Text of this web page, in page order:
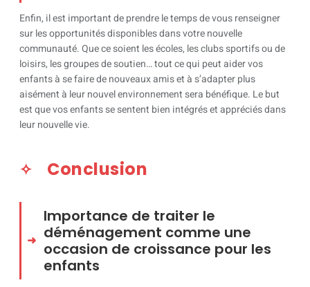
Enfin, il est important de prendre le temps de vous renseigner
sur les opportunités disponibles dans votre nouvelle
communauté. Que ce soient les écoles, les clubs sportifs ou de
loisirs, les groupes de soutien… tout ce qui peut aider vos
enfants à se faire de nouveaux amis et à s’adapter plus
aisément à leur nouvel environnement sera bénéfique. Le but
est que vos enfants se sentent bien intégrés et appréciés dans
leur nouvelle vie.
Conclusion
Importance de traiter le
déménagement comme une
occasion de croissance pour les
enfants